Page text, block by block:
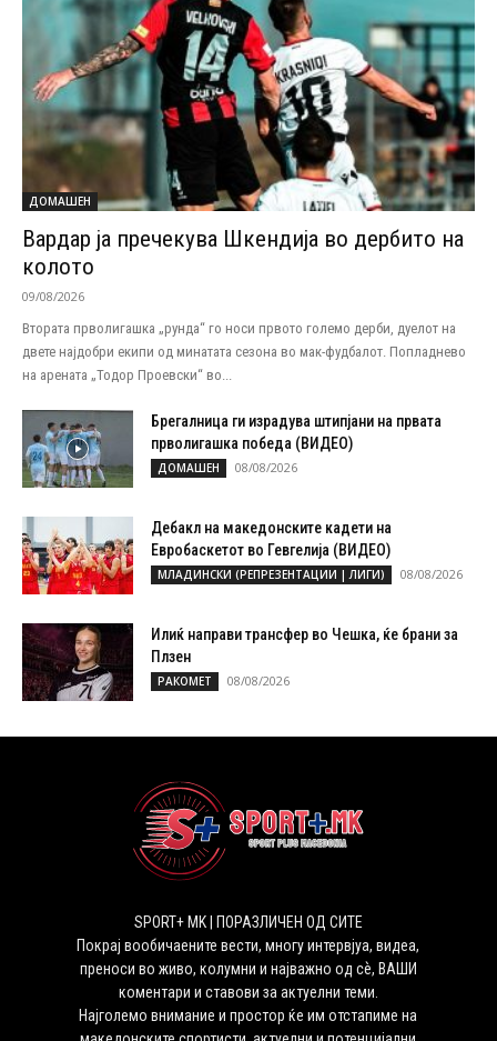
ДОМАШЕН
Вардар ја пречекува Шкендија во дербито на
колото
09/08/2026
Втората прволигашка „рунда“ го носи првото големо дерби, дуелот на
двете најдобри екипи од минатата сезона во мак-фудбалот. Попладнево
на арената „Тодор Проевски“ во...
Брегалница ги израдува штипјани на првата
прволигашка победа (ВИДЕО)
ДОМАШЕН 08/08/2026
Дебакл на македонските кадети на
Евробаскетот во Гевгелија (ВИДЕО)
МЛАДИНСКИ (РЕПРЕЗЕНТАЦИИ | ЛИГИ) 08/08/2026
Илиќ направи трансфер во Чешка, ќе брани за
Плзен
РАКОМЕТ 08/08/2026
SPORT+ MK | ПОРАЗЛИЧЕН ОД СИТЕ
Покрај вообичаените вести, многу интервјуа, видеа,
преноси во живо, колумни и најважно од сѐ, ВАШИ
коментари и ставови за актуелни теми.
Најголемо внимание и простор ќе им отстапиме на